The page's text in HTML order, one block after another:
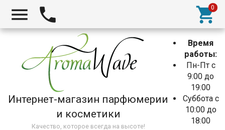
Интернет-магазин парфюмерии
и косметики
Качество, которое всегда на высоте!
Время
работы:
Пн-Пт с
9:00 до
19:00
Суббота с
10:00 до
18:00